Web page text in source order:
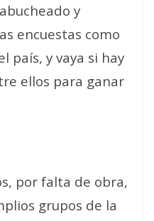
y
encuestas como
país, y vaya si hay
ellos para ganar
por falta de obra,
grupos de la